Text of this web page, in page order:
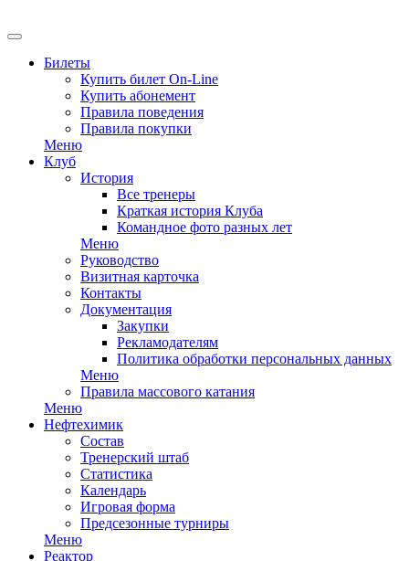
Билеты
Купить билет On-Line
Купить абонемент
Правила поведения
Правила покупки
Меню
Клуб
История
Все тренеры
Краткая история Клуба
Командное фото разных лет
Меню
Руководство
Визитная карточка
Контакты
Документация
Закупки
Рекламодателям
Политика обработки персональных данных
Меню
Правила массового катания
Меню
Нефтехимик
Состав
Тренерский штаб
Статистика
Календарь
Игровая форма
Предсезонные турниры
Меню
Реактор